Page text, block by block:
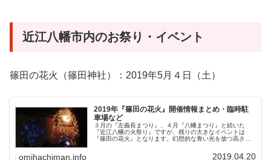
近江八幡市内のお祭り・イベント
篠田の花火（篠田神社）：2019年5月４日（土）
2019年『篠田の花火』開催情報まとめ・臨時駐
車場など
３月の『左義長まつり』、４月『八幡まつり』と続いた
『近江八幡の火祭り』ですが、残りの大きなイベントは
『篠田の花火』となります。幻想的な青い光を放つ高さ約
omihachiman.info 2019.04.20